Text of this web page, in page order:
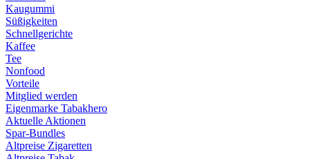
Kaugummi
Süßigkeiten
Schnellgerichte
Kaffee
Tee
Nonfood
Vorteile
Mitglied werden
Eigenmarke Tabakhero
Aktuelle Aktionen
Spar-Bundles
Altpreise Zigaretten